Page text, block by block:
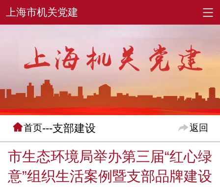
首页---支部建设 返回
市生态环境局举办第三届“红心绿
意”组织生活案例暨支部品牌建设